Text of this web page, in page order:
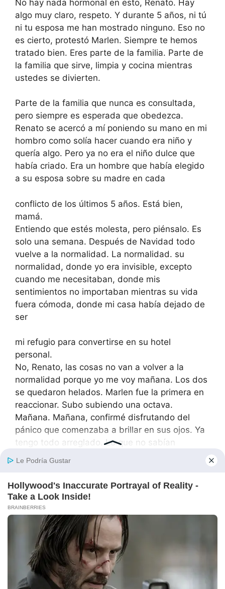
No hay nada hormonal en esto, Renato. Hay
algo muy claro, respeto. Y durante 5 años, ni tú
ni tu esposa me han mostrado ninguno. Eso no
es cierto, protestó Marlen. Siempre te hemos
tratado bien. Eres parte de la familia. Parte de
la familia que sirve, limpia y cocina mientras
ustedes se divierten.
Parte de la familia que nunca es consultada,
pero siempre es esperada que obedezca.
Renato se acercó a mí poniendo su mano en mi
hombro como solía hacer cuando era niño y
quería algo. Pero ya no era el niño dulce que
había criado. Era un hombre que había elegido
a su esposa sobre su madre en cada
conflicto de los últimos 5 años. Está bien,
mamá.
Entiendo que estés molesta, pero piénsalo. Es
solo una semana. Después de Navidad todo
vuelve a la normalidad. La normalidad. su
normalidad, donde yo era invisible, excepto
cuando me necesitaban, donde mis
sentimientos no importaban mientras su vida
fuera cómoda, donde mi casa había dejado de
ser
mi refugio para convertirse en su hotel
personal.
No, Renato, las cosas no van a volver a la
normalidad porque yo me voy mañana. Los dos
se quedaron helados. Marlen fue la primera en
reaccionar. Subo subiendo una octava.
Mañana. Mañana, confirmé disfrutando del
pánico que comenzaba a brillar en sus ojos. Ya
tengo todo arreglado. Lo que no sabían
de la manera que ellos pensaban.
Esto es una locura, gritó Marlen, sus ojos
desorbitados mientras caminaba de un lado a
otro de mi cocina como un animal enjaulado. No
puedes irte mañana. Es imposible. Mi familia
llega en tr días. Pues deberías haber pensado
en eso antes de dar por sentado que yo sería
su empleada”, respondí